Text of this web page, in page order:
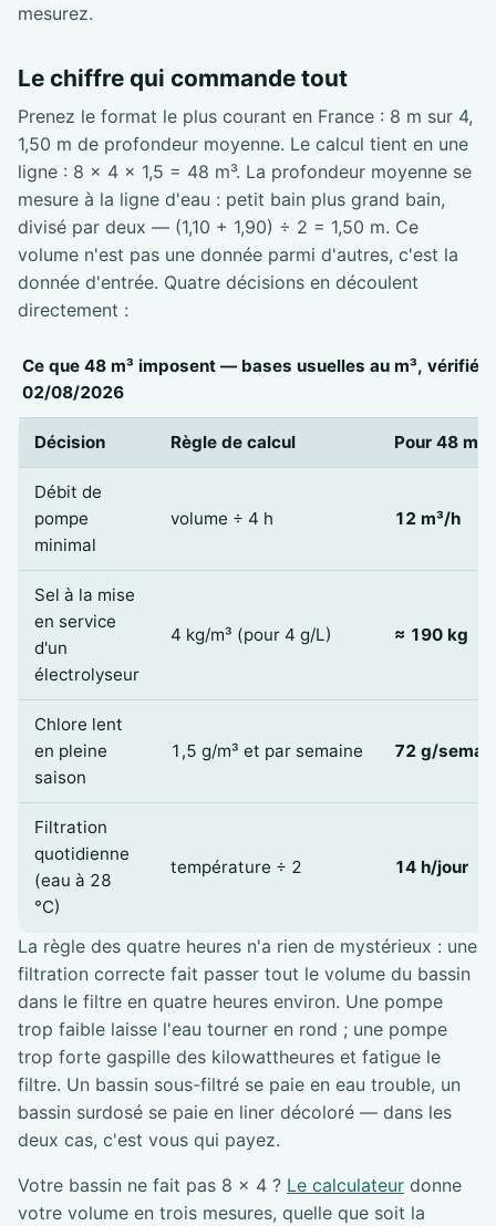
mesurez.
Le chiffre qui commande tout
Prenez le format le plus courant en France : 8 m sur 4,
1,50 m de profondeur moyenne. Le calcul tient en une
ligne : 8 × 4 × 1,5 = 48 m³. La profondeur moyenne se
mesure à la ligne d'eau : petit bain plus grand bain,
divisé par deux — (1,10 + 1,90) ÷ 2 = 1,50 m. Ce
volume n'est pas une donnée parmi d'autres, c'est la
donnée d'entrée. Quatre décisions en découlent
directement :
Ce que 48 m³ imposent — bases usuelles au m³,
02/08/2026
Décision Règle de calcul Pour 48 m³
Débit de
pompe
minimal
volume ÷ 4 h 12 m³/h
Sel à la mise
en service
d'un
électrolyseur
4 kg/m³ (pour 4 g/L) ≈ 190 kg
Chlore lent
en pleine
saison
1,5 g/m³ et par semaine 72 g/
Filtration
quotidienne
(eau à 28
°C)
température ÷ 2 14 h/jour
La règle des quatre heures n'a rien de mystérieux : une
filtration correcte fait passer tout le volume du bassin
dans le filtre en quatre heures environ. Une pompe
trop faible laisse l'eau tourner en rond ; une pompe
trop forte gaspille des kilowattheures et fatigue le
filtre. Un bassin sous-filtré se paie en eau trouble, un
bassin surdosé se paie en liner décoloré — dans les
deux cas, c'est vous qui payez.
Votre bassin ne fait pas 8 × 4 ? Le calculateur donne
votre volume en trois mesures, quelle que soit la